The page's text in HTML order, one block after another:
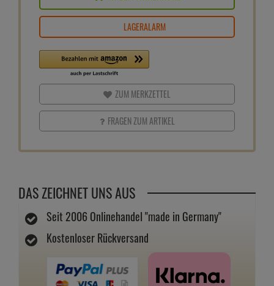
LAGERALARM
ZUM MERKZETTEL
FRAGEN ZUM ARTIKEL
DAS ZEICHNET UNS AUS
Seit 2006 Onlinehandel "made in Germany"
Kostenloser Rückversand